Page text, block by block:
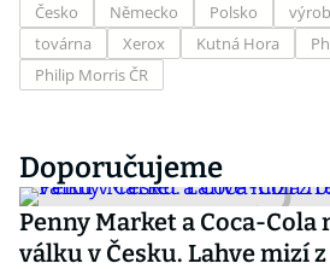
Česko Německo Polsko
továrna
Xerox Kutná Hora
Philip Morris ČR
Doporučujeme
Penny Market a Coca-
válku v Česku. Lahve mizí